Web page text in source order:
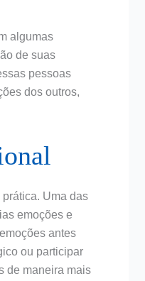
algumas
de suas
pessoas
dos outros,
Uma das
emoções e
antes
ou participar
de maneira mais